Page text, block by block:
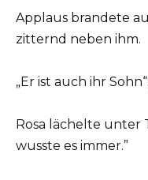
Applaus brandete
zitternd neben ihm.
„Er ist auch ihr
Rosa lächelte unter
wusste es immer.”